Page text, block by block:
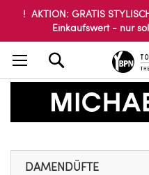
! AKTION: GRATIS
Einkaufswert - nur
DAMENDÜFTE